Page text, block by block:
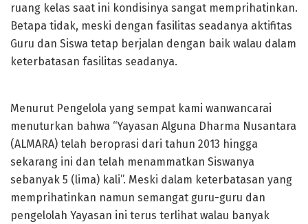
ruang kelas saat ini kondisinya sangat memprihatinkan.
Betapa tidak, meski dengan fasilitas seadanya aktifitas
Guru dan Siswa tetap berjalan dengan baik walau dalam
keterbatasan fasilitas seadanya.
Menurut Pengelola yang sempat kami wanwancarai
menuturkan bahwa “Yayasan Alguna Dharma Nusantara
(ALMARA) telah beroprasi dari tahun 2013 hingga
sekarang ini dan telah menammatkan Siswanya
sebanyak 5 (lima) kali”. Meski dalam keterbatasan yang
memprihatinkan namun semangat guru-guru dan
pengelolah Yayasan ini terus terlihat walau banyak